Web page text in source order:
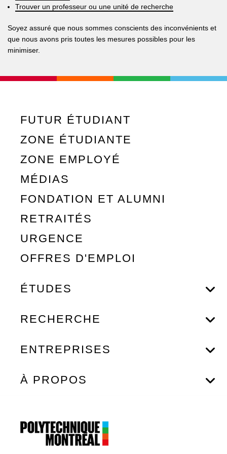
Trouver un professeur ou une unité de recherche
Soyez assuré que nous sommes conscients des inconvénients et
que nous avons pris toutes les mesures possibles pour les
minimiser.
FUTUR ÉTUDIANT
ZONE ÉTUDIANTE
ZONE EMPLOYÉ
MÉDIAS
FONDATION ET ALUMNI
RETRAITÉS
URGENCE
OFFRES D'EMPLOI
ÉTUDES
RECHERCHE
ENTREPRISES
À PROPOS